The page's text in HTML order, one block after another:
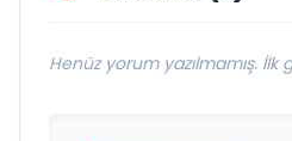
Henüz yorum yazılmamış. İlk